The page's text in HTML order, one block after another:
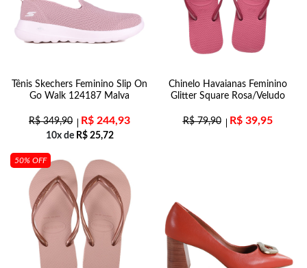
Tênis Skechers Feminino Slip On
Go Walk 124187 Malva
R$349,90 R$ 244,93
10x de R$25,72
Chinelo Havaianas Feminino
Glitter Square Rosa/Veludo
R$79,90 R$39,95
50% OFF